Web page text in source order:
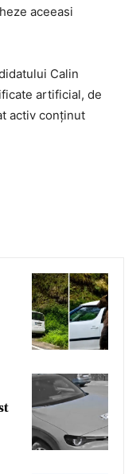
aceeasi
Calin
artificial, de
activ conținut